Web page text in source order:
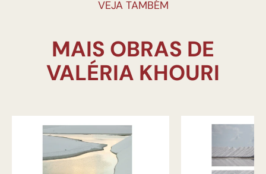
VEJA TAMBÉM
MAIS OBRAS DE